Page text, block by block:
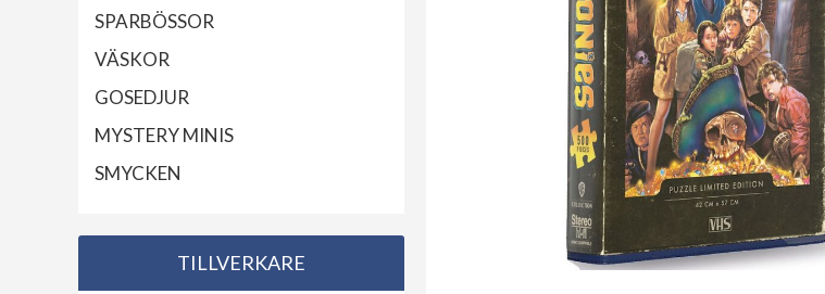
SPARBÖSSOR
VÄSKOR
GOSEDJUR
MYSTERY MINIS
SMYCKEN
TILLVERKARE